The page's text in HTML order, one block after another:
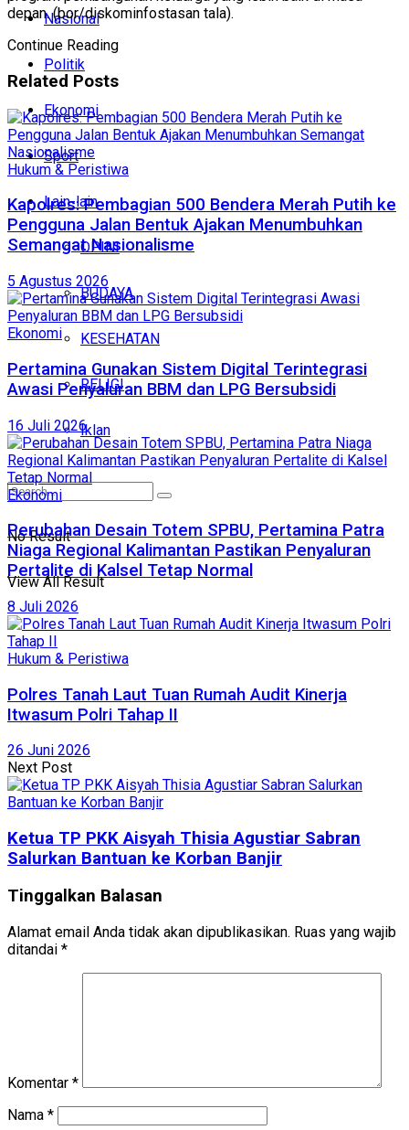
Nasional
Politik
Ekonomi
Sport
Lain-lain
OPINI
BUDAYA
KESEHATAN
RELIGI
Iklan
No Result
View All Result
depan. (bor/diskominfostasan tala).
Continue Reading
Related Posts
Hukum & Peristiwa
Kapolres: Pembagian 500 Bendera Merah Putih ke
Pengguna Jalan Bentuk Ajakan Menumbuhkan
Semangat Nasionalisme
5 Agustus 2026
Ekonomi
Pertamina Gunakan Sistem Digital Terintegrasi
Awasi Penyaluran BBM dan LPG Bersubsidi
16 Juli 2026
Ekonomi
Perubahan Desain Totem SPBU, Pertamina Patra
Niaga Regional Kalimantan Pastikan Penyaluran
Pertalite di Kalsel Tetap Normal
8 Juli 2026
Hukum & Peristiwa
Polres Tanah Laut Tuan Rumah Audit Kinerja
Itwasum Polri Tahap II
26 Juni 2026
Next Post
Ketua TP PKK Aisyah Thisia Agustiar Sabran
Salurkan Bantuan ke Korban Banjir
Tinggalkan Balasan
Alamat email Anda tidak akan dipublikasikan. Ruas yang wajib
ditandai *
Komentar *
Nama *